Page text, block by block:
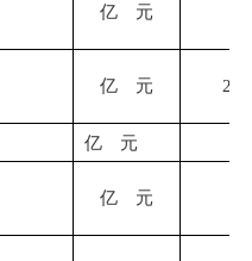
亿 元
亿 元
亿 元
亿 元